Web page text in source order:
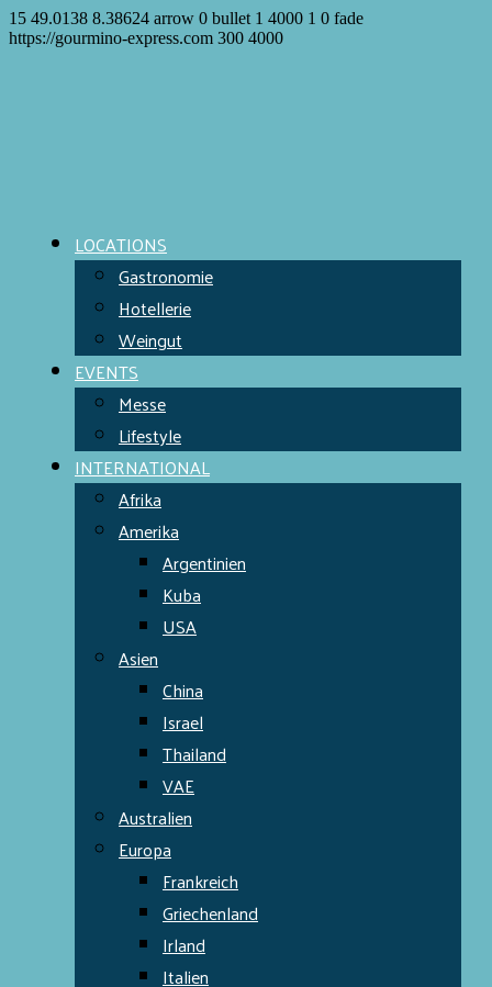
15 49.0138 8.38624 arrow 0 bullet 1 4000 1 0 fade
https://gourmino-express.com 300 4000
LOCATIONS
Gastronomie
Hotellerie
Weingut
EVENTS
Messe
Lifestyle
INTERNATIONAL
Afrika
Amerika
Argentinien
Kuba
USA
Asien
China
Israel
Thailand
VAE
Australien
Europa
Frankreich
Griechenland
Irland
Italien